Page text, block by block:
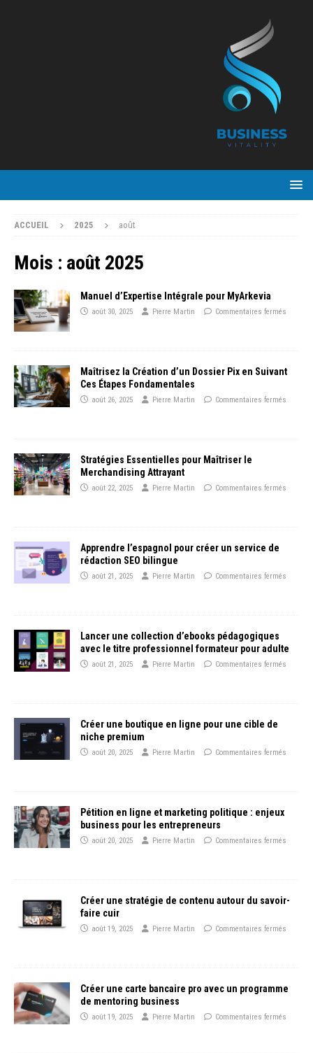
ACCUEIL 2025 août
Mois : août 2025
Manuel d’Expertise Intégrale pour MyArkevia
août 30, 2025 Pierre Martin Commentaires fermés
Maîtrisez la Création d’un Dossier Pix en Suivant
Ces Étapes Fondamentales
août 26, 2025 Pierre Martin Commentaires fermés
Stratégies Essentielles pour Maîtriser le
Merchandising Attrayant
août 22, 2025 Pierre Martin Commentaires fermés
Apprendre l’espagnol pour créer un service de
rédaction SEO bilingue
août 21, 2025 Pierre Martin Commentaires fermés
Lancer une collection d’ebooks pédagogiques
avec le titre professionnel formateur pour adulte
août 21, 2025 Pierre Martin Commentaires fermés
Créer une boutique en ligne pour une cible de
niche premium
août 20, 2025 Pierre Martin Commentaires fermés
Pétition en ligne et marketing politique : enjeux
business pour les entrepreneurs
août 20, 2025 Pierre Martin Commentaires fermés
Créer une stratégie de contenu autour du savoir-
faire cuir
août 19, 2025 Pierre Martin Commentaires fermés
Créer une carte bancaire pro avec un programme
de mentoring business
août 19, 2025 Pierre Martin Commentaires fermés